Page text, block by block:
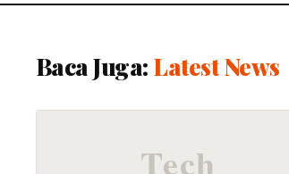
Baca Juga: Latest News